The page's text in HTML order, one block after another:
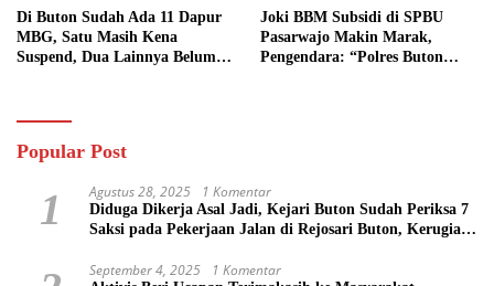
Di Buton Sudah Ada 11 Dapur
MBG, Satu Masih Kena
Suspend, Dua Lainnya Belum
Joki BBM Subsidi di SPBU
Pasarwajo Makin Marak,
Pengendara: “Polres Buton
Popular Post
1 Agustus 28, 2025 1 Komentar
Diduga Dikerja Asal Jadi, Kejari Buton Sudah Periksa 7
Saksi pada Pekerjaan Jalan di Rejosari Buton, Kerugian
September 4, 2025 1 Komentar